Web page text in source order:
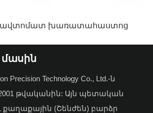
ավտոմատ խառատահաստոց
մասին
Precision Technology Co., Ltd.-ն
թվականին: Այն պետական
(Շենժեն) բարձր